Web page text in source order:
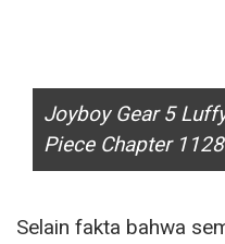
Joyboy Gear 5
Piece Chapter 1128
Selain fakta bahwa